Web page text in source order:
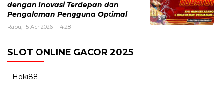
dengan Inovasi Terdepan dan
Pengalaman Pengguna Optimal
Rabu, 15 Apr 2026 - 14:28
SLOT ONLINE GACOR 2025
Hoki88